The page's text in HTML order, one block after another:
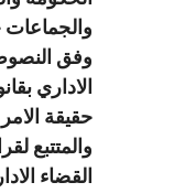
والجماعات
وفق
الاداري
حقيقة
والمتتبع
القضاء